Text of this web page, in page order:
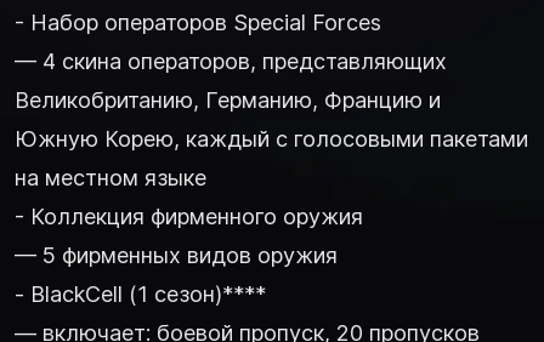
- Набор операторов Special Forces
— 4 скина операторов, представляющих
Великобританию, Германию, Францию и
Южную Корею, каждый с голосовыми пакетами
на местном языке
- Коллекция фирменного оружия
— 5 фирменных видов оружия
- BlackCell (1 сезон)****
— включает: боевой пропуск, 20 пропусков